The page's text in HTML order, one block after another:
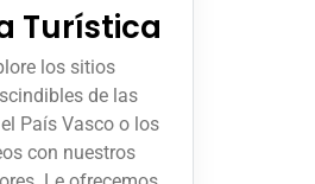
Turística
los sitios
de las
País Vasco o los
con nuestros